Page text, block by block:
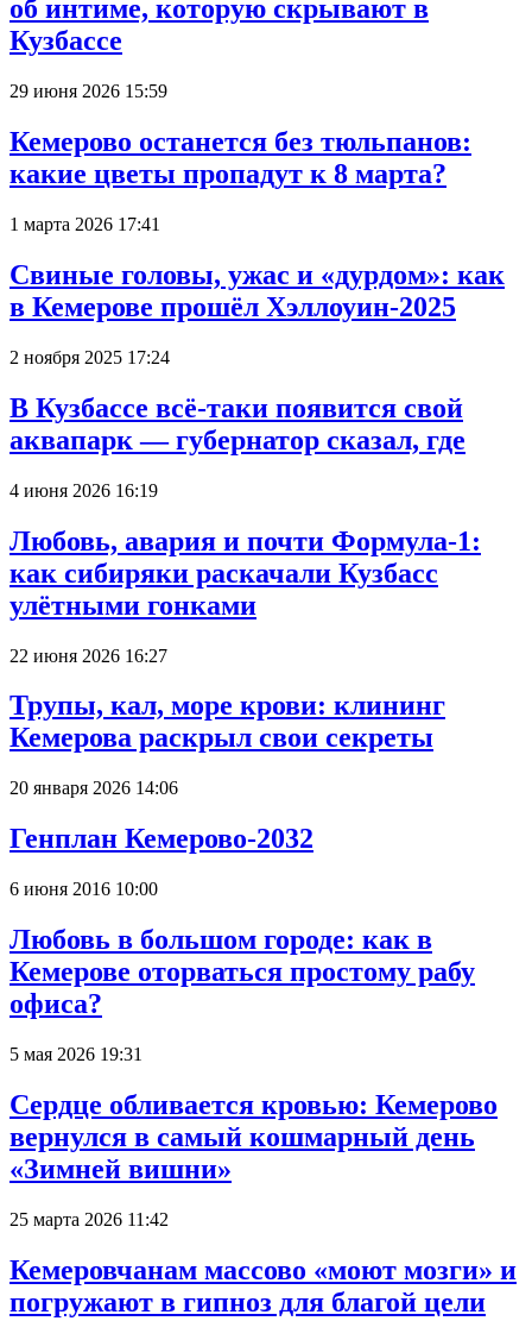
об интиме, которую скрывают в
Кузбассе
29 июня 2026 15:59
Кемерово останется без тюльпанов:
какие цветы пропадут к 8 марта?
1 марта 2026 17:41
Свиные головы, ужас и «дурдом»: как
в Кемерове прошёл Хэллоуин-2025
2 ноября 2025 17:24
В Кузбассе всё-таки появится свой
аквапарк — губернатор сказал, где
4 июня 2026 16:19
Любовь, авария и почти Формула-1:
как сибиряки раскачали Кузбасс
улётными гонками
22 июня 2026 16:27
Трупы, кал, море крови: клининг
Кемерова раскрыл свои секреты
20 января 2026 14:06
Генплан Кемерово-2032
6 июня 2016 10:00
Любовь в большом городе: как в
Кемерове оторваться простому рабу
офиса?
5 мая 2026 19:31
Сердце обливается кровью: Кемерово
вернулся в самый кошмарный день
«Зимней вишни»
25 марта 2026 11:42
Кемеровчанам массово «моют мозги» и
погружают в гипноз для благой цели